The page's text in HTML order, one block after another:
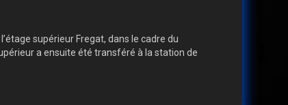
supérieur Fregat, dans le cadre du
a ensuite été transféré à la station de